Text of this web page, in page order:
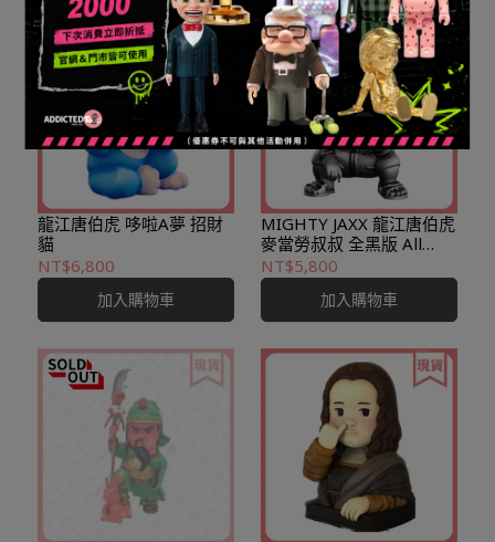
龍江唐伯虎 哆啦A夢 招財
貓
NT$6,800
加入購物車
MIGHTY JAXX 龍江唐伯虎
麥當勞叔叔 全黑版 All
black edition
NT$5,800
加入購物車